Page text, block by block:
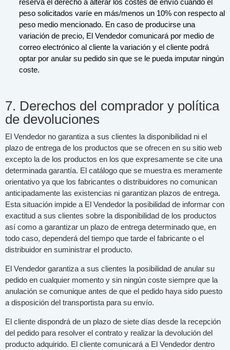
reserva el derecho a alterar los costes de envío cuando el
peso solicitados varíe en más/menos un 10% con respecto al
peso medio mencionado. En caso de producirse una
variación de precio, El Vendedor comunicará por medio de
correo electrónico al cliente la variación y el cliente podrá
optar por anular su pedido sin que se le pueda imputar ningún
coste.
7. Derechos del comprador y política
de devoluciones
El Vendedor no garantiza a sus clientes la disponibilidad ni el
plazo de entrega de los productos que se ofrecen en su sitio web
excepto la de los productos en los que expresamente se cite una
determinada garantía. El catálogo que se muestra es meramente
orientativo ya que los fabricantes o distribuidores no comunican
anticipadamente las existencias ni garantizan plazos de entrega.
Esta situación impide a El Vendedor la posibilidad de informar con
exactitud a sus clientes sobre la disponibilidad de los productos
así como a garantizar un plazo de entrega determinado que, en
todo caso, dependerá del tiempo que tarde el fabricante o el
distribuidor en suministrar el producto.
El Vendedor garantiza a sus clientes la posibilidad de anular su
pedido en cualquier momento y sin ningún coste siempre que la
anulación se comunique antes de que el pedido haya sido puesto
a disposición del transportista para su envío.
El cliente dispondrá de un plazo de siete días desde la recepción
del pedido para resolver el contrato y realizar la devolución del
producto adquirido. El cliente comunicará a El Vendedor dentro